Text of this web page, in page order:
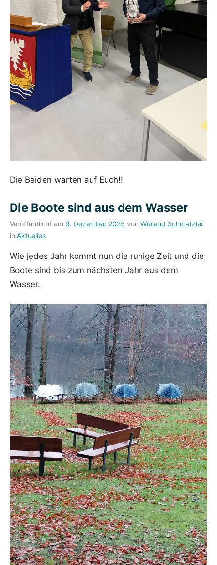
Die Beiden warten auf Euch!!
Die Boote sind aus dem Wasser
Veröffentlicht am 9. Dezember 2025 von Wieland Schmatzler
in Aktuelles
Wie jedes Jahr kommt nun die ruhige Zeit und die
Boote sind bis zum nächsten Jahr aus dem
Wasser.